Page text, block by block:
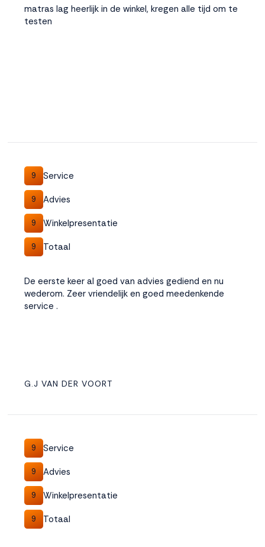
matras lag heerlijk in de winkel, kregen alle tijd om te
testen
9 Service
9 Advies
9 Winkelpresentatie
9 Totaal
De eerste keer al goed van advies gediend en nu
wederom. Zeer vriendelijk en goed meedenkende
service .
G.J VAN DER VOORT
9 Service
9 Advies
9 Winkelpresentatie
9 Totaal